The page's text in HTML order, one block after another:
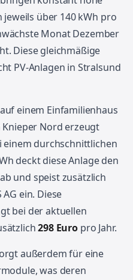
jeweils über 140 kWh pro
Monat Dezember
Diese gleichmäßige
PV-Anlagen in Stralsund
einem Einfamilienhaus
Nord erzeugt
einem durchschnittlichen
deckt diese Anlage den
und speist zusätzlich
AG ein. Diese
bei der aktuellen
298 Europro Jahr.
außerdem für eine
was deren